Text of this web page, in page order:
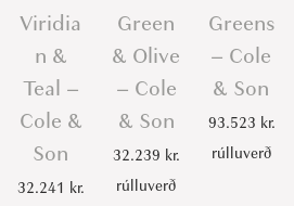
Viridia
n &
Teal –
Cole &
Son
32.241 kr.
Green
& Olive
– Cole
& Son
32.239 kr.
rúlluverð
Greens
– Cole
& Son
93.523 kr.
rúlluverð